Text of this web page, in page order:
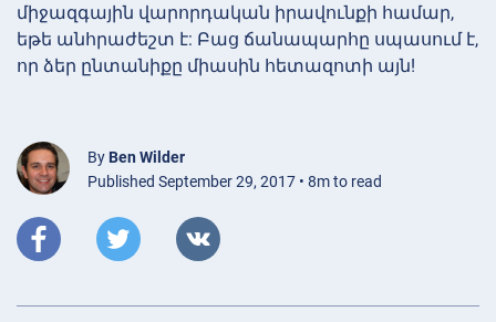
միջազգային վարորդական իրավունքի համար,
եթե անհրաժեշտ է: Բաց ճանապարհը սպասում է,
որ ձեր ընտանիքը միասին հետազոտի այն!
By Ben Wilder
Published September 29, 2017 • 8m to read